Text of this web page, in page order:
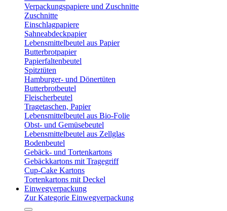
Verpackungspapiere und Zuschnitte
Zuschnitte
Einschlagpapiere
Sahneabdeckpapier
Lebensmittelbeutel aus Papier
Butterbrotpapier
Papierfaltenbeutel
Spitztüten
Hamburger- und Dönertüten
Butterbrotbeutel
Fleischerbeutel
Tragetaschen, Papier
Lebensmittelbeutel aus Bio-Folie
Obst- und Gemüsebeutel
Lebensmittelbeutel aus Zellglas
Bodenbeutel
Gebäck- und Tortenkartons
Gebäckkartons mit Tragegriff
Cup-Cake Kartons
Tortenkartons mit Deckel
Einwegverpackung
Zur Kategorie Einwegverpackung